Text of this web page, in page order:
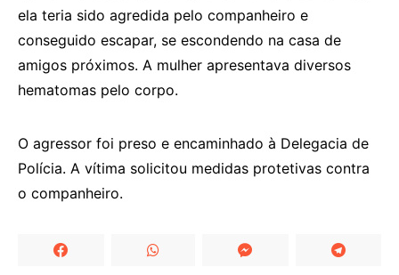
ela teria sido agredida pelo companheiro e
conseguido escapar, se escondendo na casa de
amigos próximos. A mulher apresentava diversos
hematomas pelo corpo.
O agressor foi preso e encaminhado à Delegacia de
Polícia. A vítima solicitou medidas protetivas contra
o companheiro.